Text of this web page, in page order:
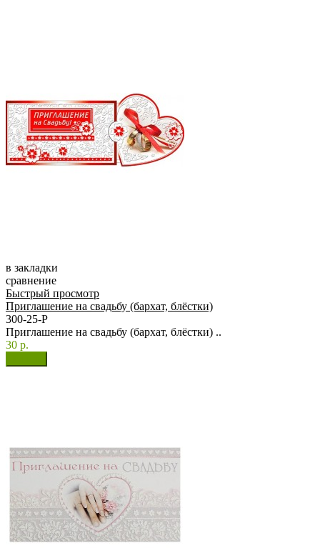
в закладки
сравнение
Быстрый просмотр
Приглашение на свадьбу (бархат, блёстки)
300-25-Р
Приглашение на свадьбу (бархат, блёстки) ..
30 р.